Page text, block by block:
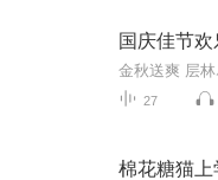
国庆佳节欢
27
棉花糖猫上